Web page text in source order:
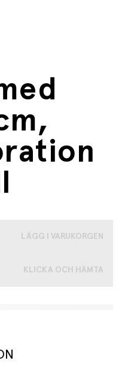
LÄGG I VARUKORGEN
KLICKA OCH HÄMTA